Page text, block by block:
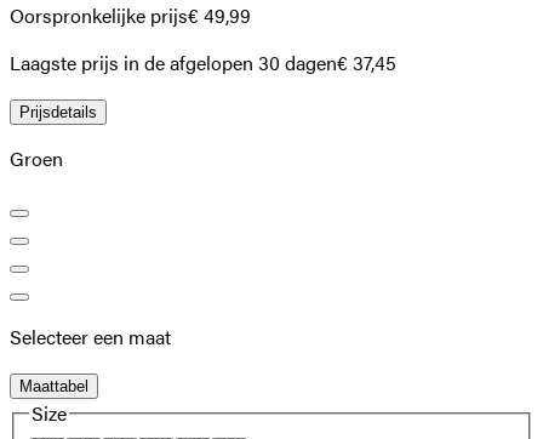
Oorspronkelijke prijs€ 49,99
Laagste prijs in de afgelopen 30 dagen€ 37,45
Prijsdetails
Groen
Selecteer een maat
Maattabel
Size